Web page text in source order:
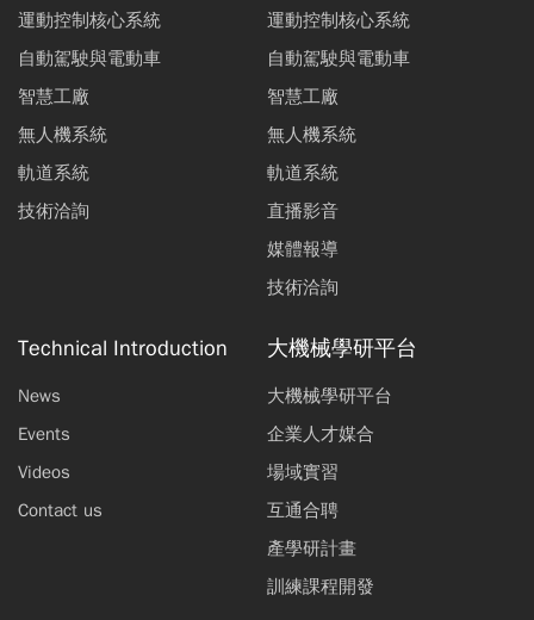
運動控制核心系統
自動駕駛與電動車
智慧工廠
無人機系統
軌道系統
技術洽詢
運動控制核心系統
自動駕駛與電動車
智慧工廠
無人機系統
軌道系統
直播影音
媒體報導
技術洽詢
Technical Introduction
News
Events
Videos
Contact us
大機械學研平台
大機械學研平台
企業人才媒合
場域實習
互通合聘
產學研計畫
訓練課程開發